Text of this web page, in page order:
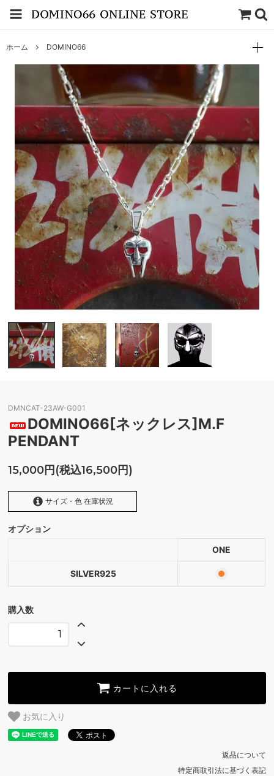
ホーム DOMINO66
DMNCAT-23AW-G001
DOMINO66[ネックレス]M.F
PENDANT
15,000円(税込16,500円)
サイズ・色 在庫状況
SILVER925
オプション
ONE
SILVER925
購入数
カートに入れる
お気に入り
返品について
特定商取引法に基づく表記